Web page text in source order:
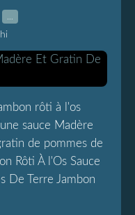
rôti à l'os
sauce Madère
de pommes de
Rôti À l'Os Sauce
De Terre Jambon